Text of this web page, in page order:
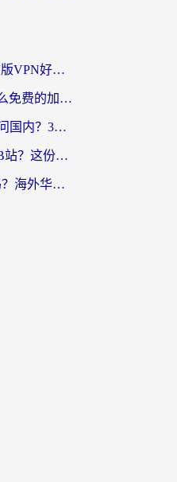
海外党必看：快帆TV版VPN好用吗？和Easyback VPN对比哪个回国效果更好？附2026真实测评
人在海外，到底有什么免费的加速器能让我安心追剧打游戏？
从美国用什么VPN访问国内？3年海外党亲测：选对工具才能无缝刷B站、看腾讯视频
在比利时深夜刷不到B站？这份回国加速器避坑指南请收好
Malus和柠檬鲸好用吗？海外华人亲测：回国加速器怎么选才不踩坑？